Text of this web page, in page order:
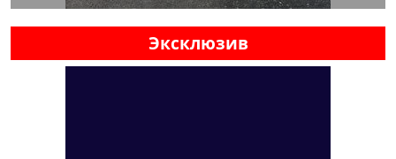
Эксклюзив